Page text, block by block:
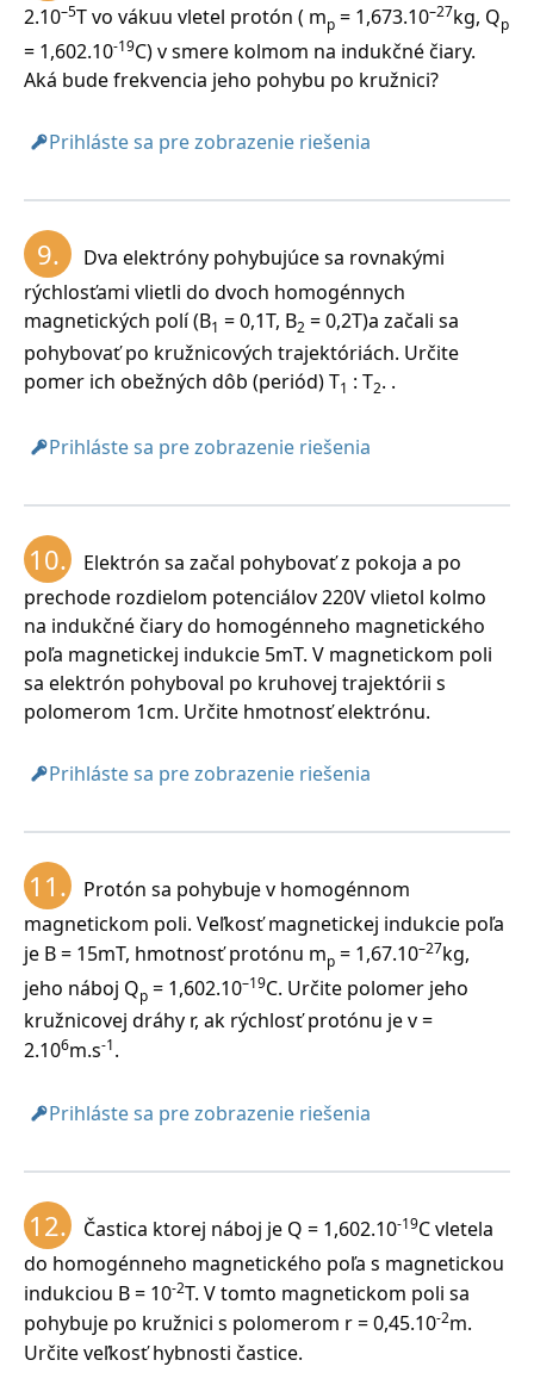
2.10–5T vo vákuu vletel protón ( mp = 1,673.10–27kg, Qp
= 1,602.10-19C) v smere kolmom na indukčné čiary.
Aká bude frekvencia jeho pohybu po kružnici?
Prihláste sa pre zobrazenie riešenia
9.
Dva elektróny pohybujúce sa rovnakými
rýchlosťami vlietli do dvoch homogénnych
magnetických polí (B1 = 0,1T, B2 = 0,2T)a začali sa
pohybovať po kružnicových trajektóriách. Určite
pomer ich obežných dôb (periód) T1 : T2. .
Prihláste sa pre zobrazenie riešenia
10.
Elektrón sa začal pohybovať z pokoja a po
prechode rozdielom potenciálov 220V vlietol kolmo
na indukčné čiary do homogénneho magnetického
poľa magnetickej indukcie 5mT. V magnetickom poli
sa elektrón pohyboval po kruhovej trajektórii s
polomerom 1cm. Určite hmotnosť elektrónu.
Prihláste sa pre zobrazenie riešenia
11.
Protón sa pohybuje v homogénnom
magnetickom poli. Veľkosť magnetickej indukcie poľa
je B = 15mT, hmotnosť protónu mp = 1,67.10–27kg,
jeho náboj Qp = 1,602.10–19C. Určite polomer jeho
kružnicovej dráhy r, ak rýchlosť protónu je v =
2.106m.s-1.
Prihláste sa pre zobrazenie riešenia
12. Častica ktorej náboj je Q = 1,602.10-19C vletela
do homogénneho magnetického poľa s magnetickou
indukciou B = 10-2T. V tomto magnetickom poli sa
pohybuje po kružnici s polomerom r = 0,45.10-2m.
Určite veľkosť hybnosti častice.